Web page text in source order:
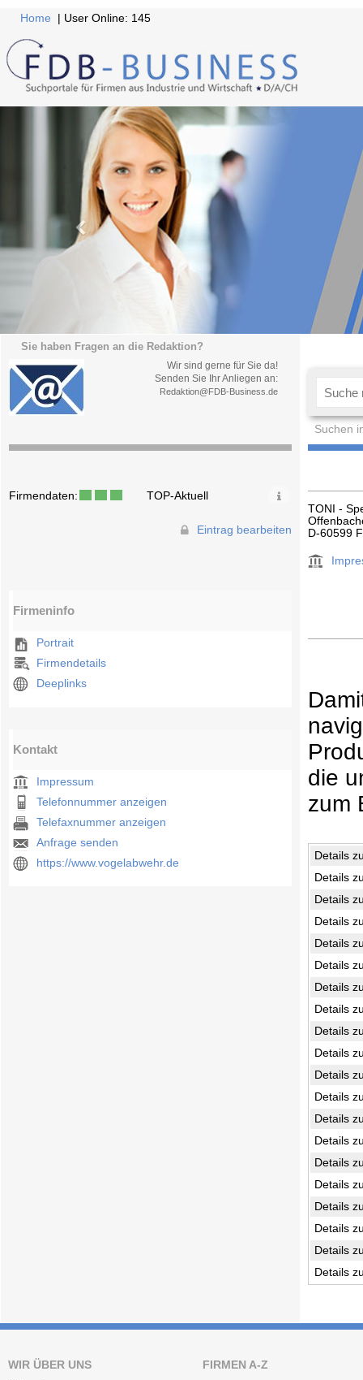
Home | User Online: 145
Sie haben Fragen an die Redaktion?
Wir sind gerne für Sie da!
Senden Sie Ihr Anliegen an:
Redaktion@FDB-Business.de
Suchen
Firmendaten: TOP-Aktuell
Eintrag bearbeiten
Firmeninfo
Portrait
Firmendetails
Deeplinks
Kontakt
Impressum
Telefonnummer anzeigen
Telefaxnummer anzeigen
Anfrage senden
https://www.vogelabwehr.de
TONI -
D-60599
die
zum
Details
Details
Details
Details
Details
Details
Details
Details
Details
Details
Details
Details
Details
Details
Details
Details
Details
Details
Details
Details
WIR ÜBER UNS FIRMEN A-Z